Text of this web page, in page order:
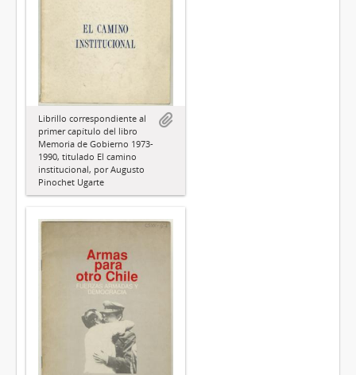
Librillo correspondiente al
primer capítulo del libro
Memoria de Gobierno 1973-
1990, titulado El camino
institucional, por Augusto
Pinochet Ugarte